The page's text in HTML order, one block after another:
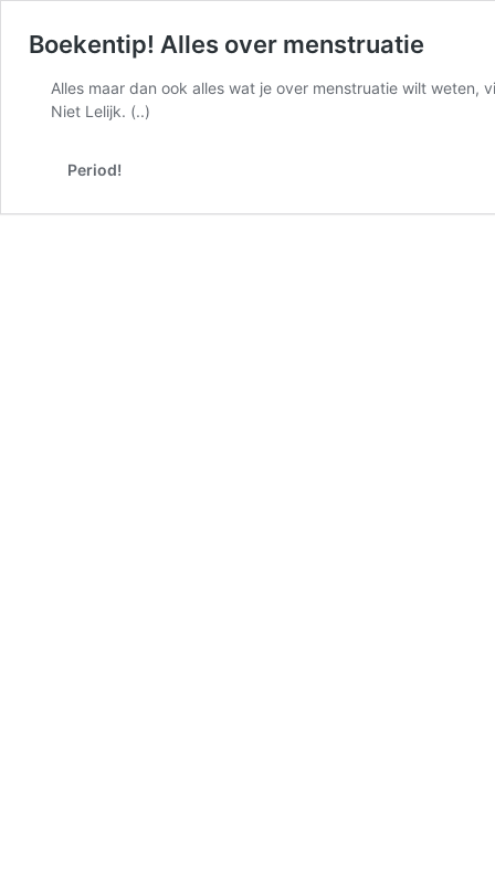
Boekentip! Alles over menstruatie
Alles maar dan ook alles wat je over menstruatie wilt weten,
Niet Lelijk. (..)
Period!